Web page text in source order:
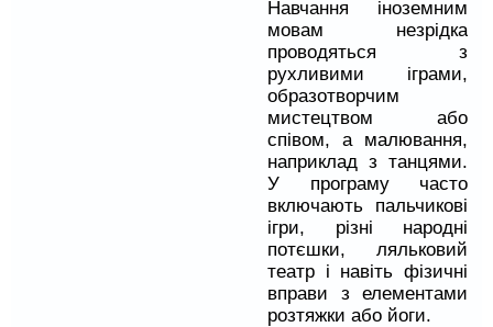
Навчання іноземним
мовам незрідка
проводяться з
рухливими іграми,
образотворчим
мистецтвом або
співом, а малювання,
наприклад з танцями.
У програму часто
включають пальчикові
ігри, різні народні
потєшки, ляльковий
театр і навіть фізичні
вправи з елементами
розтяжки або йоги.